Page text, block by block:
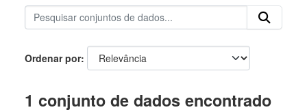
Ordenar por
1 conjunto de dados encontrado